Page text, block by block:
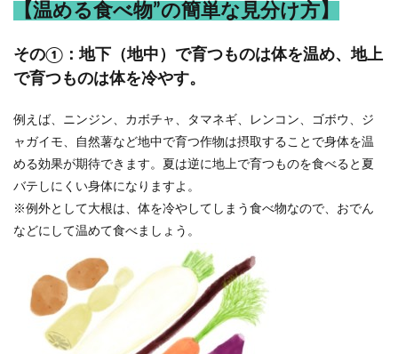
【温める食べ物”の簡単な見分け方】
その①：地下（地中）で育つものは体を温め、地上
で育つものは体を冷やす。
例えば、ニンジン、カボチャ、タマネギ、レンコン、ゴボウ、ジ
ャガイモ、自然薯など地中で育つ作物は摂取することで身体を温
める効果が期待できます。夏は逆に地上で育つものを食べると夏
バテしにくい身体になりますよ。
※例外として大根は、体を冷やしてしまう食べ物なので、おでん
などにして温めて食べましょう。